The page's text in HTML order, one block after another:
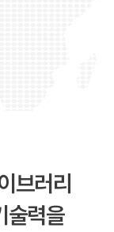
브러리
술력을